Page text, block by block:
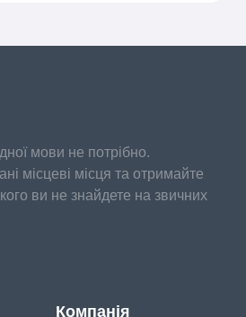
мови не потрібно.
місцеві місця та отримайте
ви не знайдете на звичних
Компанія